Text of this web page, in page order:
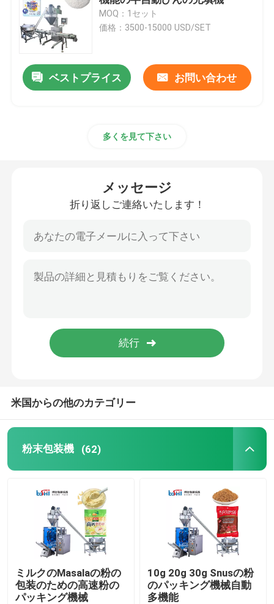
粉末充填機
軽食のパッキング機械
MOQ：1セット
価格：3500-15000 USD/SET
ベストプライス お問い合わせ
多くを見て下さい
メッセージ
折り返しご連絡いたします！
米国からの他のカテゴリー
粉末包装機 (62)
ミルクのMasalaの粉の
包装のための高速粉の
パッキング機械
10g 20g 30g Snusの粉
のパッキング機械自動
多機能